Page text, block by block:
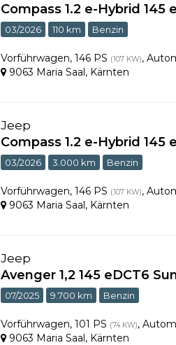
Compass 1.2 e-Hybrid 145
03/2026 110 km Benzin
Vorführwagen,146 PS (107 KW),
9063 Maria Saal, Kärnten
Jeep
Compass 1.2 e-Hybrid 145
03/2026 3.000 km Benzin
Vorführwagen,146 PS (107 KW),
9063 Maria Saal, Kärnten
Jeep
Avenger 1,2 145 eDCT6
07/2025 9.700 km Benzin
Vorführwagen,101 PS (74 KW),
9063 Maria Saal, Kärnten